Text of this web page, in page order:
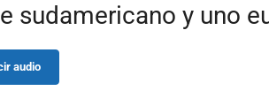
sudamericano y uno
audio